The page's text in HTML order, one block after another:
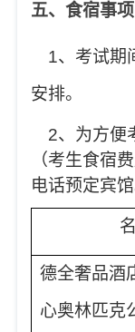
五、食宿事项
1、 考试期
安排。
2、 为方便
（考生食宿
电话预定宾馆
德全奢品酒
心奥林匹克